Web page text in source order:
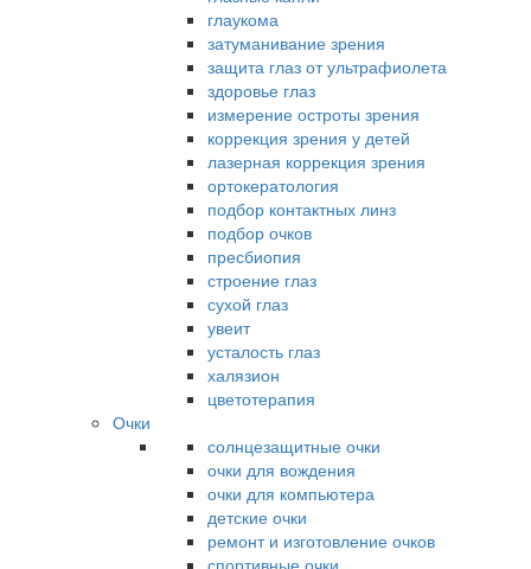
глаукома
затуманивание зрения
защита глаз от ультрафиолета
здоровье глаз
измерение остроты зрения
коррекция зрения у детей
лазерная коррекция зрения
ортокератология
подбор контактных линз
подбор очков
пресбиопия
строение глаз
сухой глаз
увеит
усталость глаз
халязион
цветотерапия
Очки
солнцезащитные очки
очки для вождения
очки для компьютера
детские очки
ремонт и изготовление очков